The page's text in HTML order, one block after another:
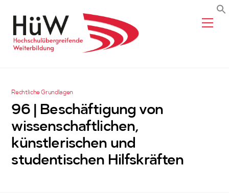
content
Rechtliche Grundlagen
96 | Beschäftigung von
wissenschaftlichen,
künstlerischen und
studentischen Hilfskräften